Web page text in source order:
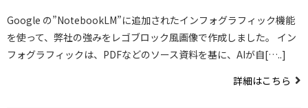
Google の”NotebookLM”に追加されたインフォグラフィック機能
を使って、弊社の強みをレゴブロック風画像で作成しました。 イン
フォグラフィックは、PDFなどのソース資料を基に、AIが自[…..]
詳細はこちら